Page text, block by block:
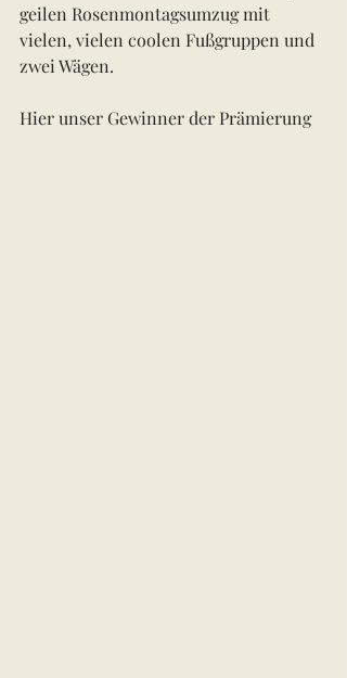
geilen Rosenmontagsumzug mit
vielen, vielen coolen Fußgruppen und
zwei Wägen.
Hier unser Gewinner der Prämierung